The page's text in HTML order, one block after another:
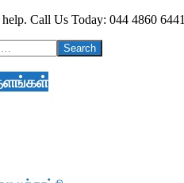
Call Us Today: 044 4860 6441